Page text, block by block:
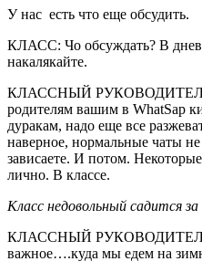
У нас есть что еще обсудить.
КЛАСС: Чо обсуждать? В
накалякайте.
КЛАССНЫЙ РУКОВОДИТЕЛЬ:
родителям вашим в WhatSap
дуракам, надо еще все
наверное, нормальные чаты
зависаете. И потом.
лично. В классе.
Класс недовольный садится
КЛАССНЫЙ РУКОВОДИТЕЛЬ:
важное….куда мы едем на